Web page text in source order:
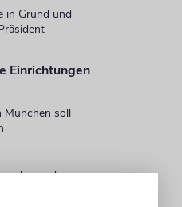
in Grund und
Einrichtungen
München soll
und